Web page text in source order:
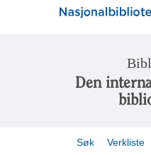
Den
Søk Verkliste